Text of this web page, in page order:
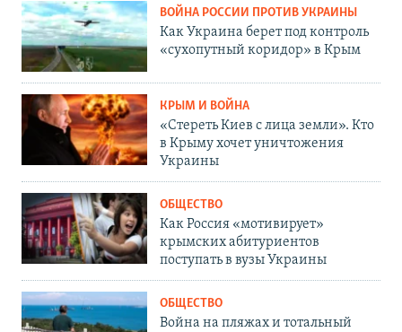
ВОЙНА РОССИИ ПРОТИВ УКРАИНЫ
Как Украина берет под контроль
«сухопутный коридор» в Крым
КРЫМ И ВОЙНА
«Стереть Киев с лица земли». Кто
в Крыму хочет уничтожения
Украины
ОБЩЕСТВО
Как Россия «мотивирует»
крымских абитуриентов
поступать в вузы Украины
ОБЩЕСТВО
Война на пляжах и тотальный